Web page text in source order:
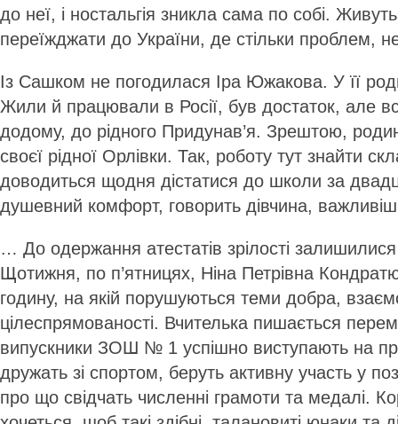
до неї, і ностальгія зникла сама по собі.
переїжджати до України, де стільки проблем,
Із Сашком не погодилася Іра Южакова. У її
Жили й працювали в Росії, був достаток, але
додому, до рідного Придунав’я. Зрештою,
своєї рідної Орлівки. Так, роботу тут знайти
доводиться щодня дістатися до школи за
душевний комфорт, говорить дівчина,
… До одержання атестатів зрілості залишилися
Щотижня, по п’ятницях, Ніна Петрівна
годину, на якій порушуються теми добра,
цілеспрямованості. Вчителька пишається
випускники ЗОШ № 1 успішно виступають на
дружать зі спортом, беруть активну участь у
про що свідчать численні грамоти та медалі.